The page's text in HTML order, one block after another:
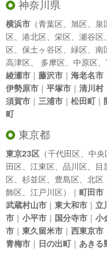
神奈川県
横浜市 （青葉区 旭区 泉
区
港北区 栄区 瀬谷区
区
保土ヶ谷区 緑区 南
高津区
多摩区 中原区
綾瀬市 ｜ 藤沢市 ｜ 海老名市
伊勢原市 ｜ 平塚市 ｜ 清川村
須賀市 ｜ 三浦市 ｜ 松田町｜
町
東京都
東京23区 （千代田区 中央
田区
江東区 品川区 目
区
杉並区 豊島区 北区
飾区
江戸川区）｜ 町田市
武蔵村山市 ｜ 東大和市 ｜ 立
市 ｜ 小平市 ｜ 国分寺市 ｜ 小
市 ｜ 東久留米市 ｜ 西東京市
青梅市 ｜ 日の出町｜ あきる